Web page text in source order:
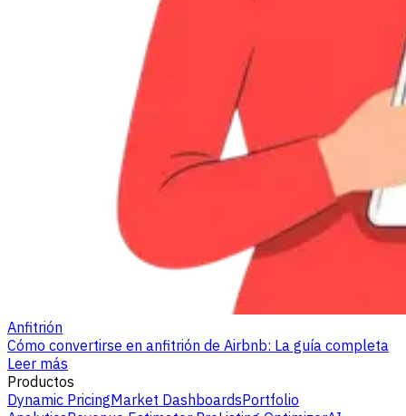
Anfitrión
Cómo convertirse en anfitrión de Airbnb: La guía completa
Leer más
Productos
Dynamic PricingMarket DashboardsPortfolio